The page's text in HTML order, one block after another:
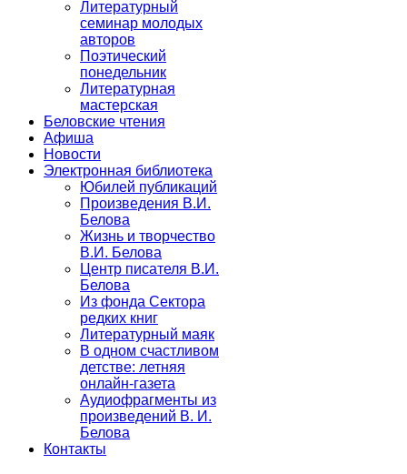
Литературный
семинар молодых
авторов
Поэтический
понедельник
Литературная
мастерская
Беловские чтения
Афиша
Новости
Электронная библиотека
Юбилей публикаций
Произведения В.И.
Белова
Жизнь и творчество
В.И. Белова
Центр писателя В.И.
Белова
Из фонда Сектора
редких книг
Литературный маяк
В одном счастливом
детстве: летняя
онлайн-газета
Аудиофрагменты из
произведений В. И.
Белова
Контакты